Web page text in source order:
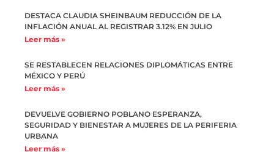
DESTACA CLAUDIA SHEINBAUM REDUCCIÓN DE LA
INFLACIÓN ANUAL AL REGISTRAR 3.12% EN JULIO
Leer más »
SE RESTABLECEN RELACIONES DIPLOMÁTICAS ENTRE
MÉXICO Y PERÚ
Leer más »
DEVUELVE GOBIERNO POBLANO ESPERANZA,
SEGURIDAD Y BIENESTAR A MUJERES DE LA PERIFERIA
URBANA
Leer más »